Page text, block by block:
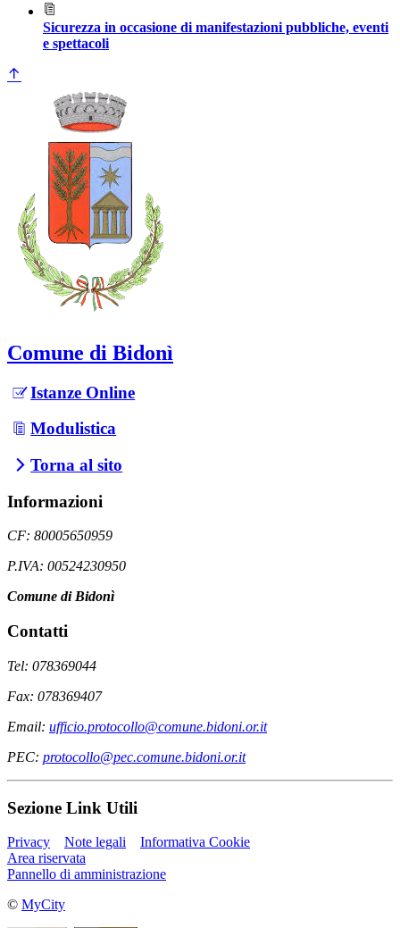
Sicurezza in occasione di manifestazioni pubbliche, eventi
e spettacoli
Comune di Bidonì
Istanze Online
Modulistica
Torna al sito
Informazioni
CF: 80005650959
P.IVA: 00524230950
Comune di Bidonì
Contatti
Tel: 078369044
Fax: 078369407
Email: ufficio.protocollo@comune.bidoni.or.it
PEC: protocollo@pec.comune.bidoni.or.it
Sezione Link Utili
Privacy Note legali
Informativa Cookie
Area riservata
Pannello di amministrazione
© MyCity